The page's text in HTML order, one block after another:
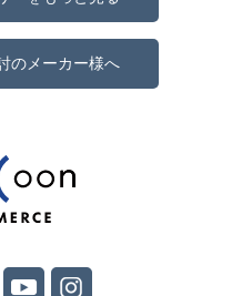
のメーカー様へ